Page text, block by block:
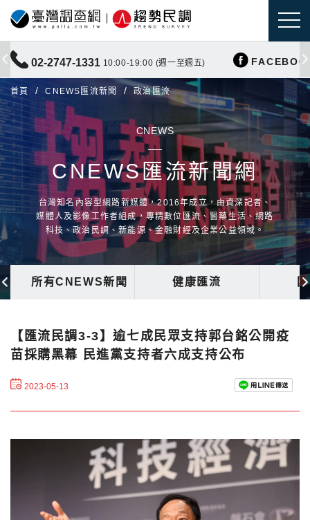
02-2747-1331 10:00-19:00 (週一至週五)
首頁 CNEWS匯流新聞 政治匯流
CNEWS
CNEWS匯流新聞網
台灣知名內容型網路新媒體，2016年成立，由資深記者、
媒體人及影像工作者組成，專精數位匯流、醫藥生活、網路
科技、政治民調、新能源、金融財經及企業公益領域。
所有CNEWS新聞 健康匯流
【匯流民調3-3】逾七成民眾支持郭台銘公開疫
苗採購黑幕 民進黨支持者六成支持公布
2023-05-13